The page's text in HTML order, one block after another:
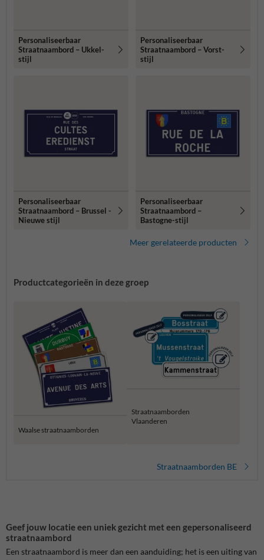
Personaliseerbaar
Straatnaambord – Ukkel-
stijl
Personaliseerbaar
Straatnaambord – Vorst-
stijl
Personaliseerbaar
Straatnaambord – Brussel -
Nieuwe stijl
Personaliseerbaar
Straatnaambord –
Bastogne-stijl
Meer gerelateerde producten
Productcategorieën in deze groep
Waalse straatnaamborden
Straatnaamborden
Vlaanderen
Straatnaamborden BE
Geef jouw locatie een uniek gezicht met een gepersonaliseerd
straatnaambord
Een straatnaambord is meer dan een aanduiding; het is een uiting van